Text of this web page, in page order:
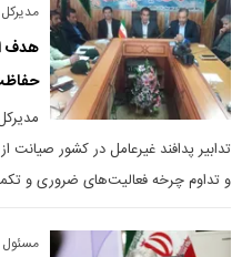
هدف
تدابیر پدافند غیرعامل در کشور
و تداوم چرخه فعالیت‌های ضروری و
مسئول